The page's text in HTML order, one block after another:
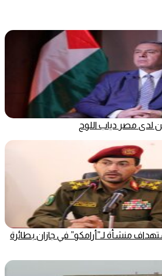
مصر دياب اللوح
منشأة لـ”أرامكو” في جازان بطائرة